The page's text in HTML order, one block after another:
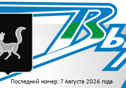
Последний номер: 7 Августа 2026 года